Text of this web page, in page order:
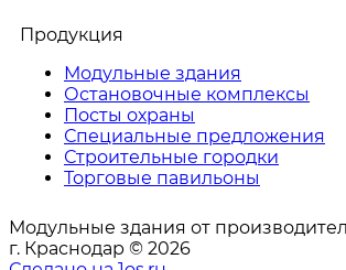
Продукция
Модульные здания
Остановочные комплексы
Посты охраны
Специальные предложения
Строительные городки
Торговые павильоны
Модульные здания от
г. Краснодар © 2026